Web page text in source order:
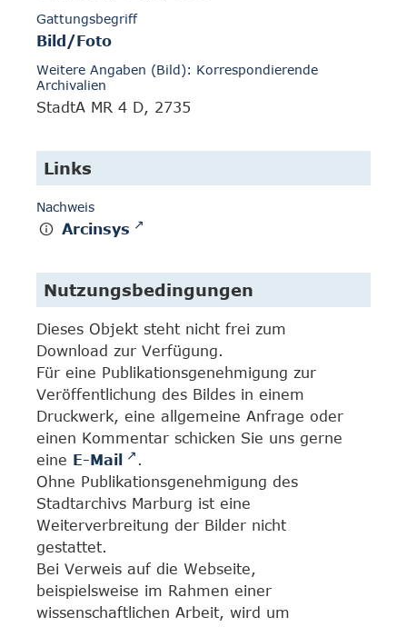
Gattungsbegriff
Bild/Foto
Weitere Angaben (Bild): Korrespondierende
Archivalien
StadtA MR 4 D, 2735
Links
Nachweis
Arcinsys
Nutzungsbedingungen
Dieses Objekt steht nicht frei zum
Download zur Verfügung.
Für eine Publikationsgenehmigung zur
Veröffentlichung des Bildes in einem
Druckwerk, eine allgemeine Anfrage oder
einen Kommentar schicken Sie uns gerne
eine E-Mail
.
Ohne Publikationsgenehmigung des
Stadtarchivs Marburg ist eine
Weiterverbreitung der Bilder nicht
gestattet.
Bei Verweis auf die Webseite,
beispielsweise im Rahmen einer
wissenschaftlichen Arbeit, wird um